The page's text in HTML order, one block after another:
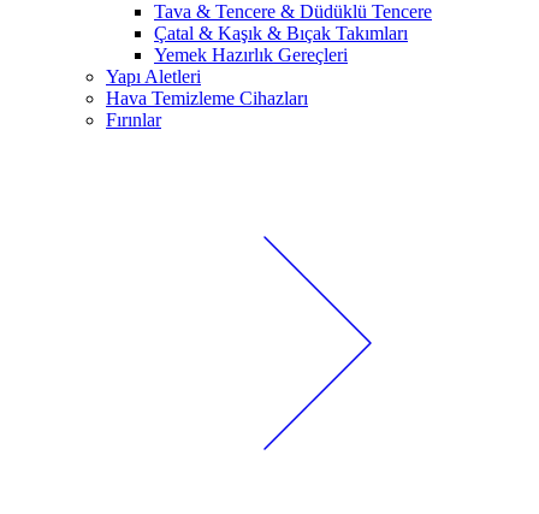
Tava & Tencere & Düdüklü Tencere
Çatal & Kaşık & Bıçak Takımları
Yemek Hazırlık Gereçleri
Yapı Aletleri
Hava Temizleme Cihazları
Fırınlar